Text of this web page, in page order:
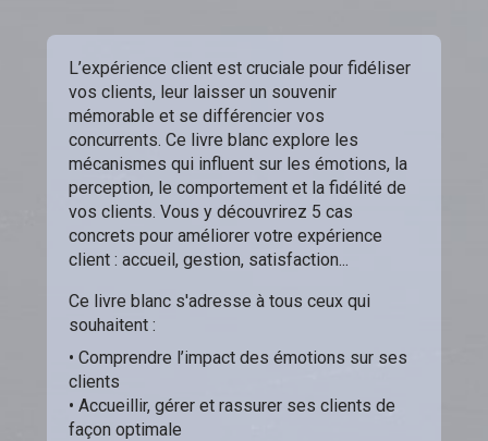
L’expérience client est cruciale pour fidéliser
vos clients, leur laisser un souvenir
mémorable et se différencier vos
concurrents. Ce livre blanc explore les
mécanismes qui influent sur les émotions, la
perception, le comportement et la fidélité de
vos clients. Vous y découvrirez 5 cas
concrets pour améliorer votre expérience
client : accueil, gestion, satisfaction...
Ce livre blanc s'adresse à tous ceux qui
souhaitent :
• Comprendre l’impact des émotions sur ses
clients
• Accueillir, gérer et rassurer ses clients de
façon optimale